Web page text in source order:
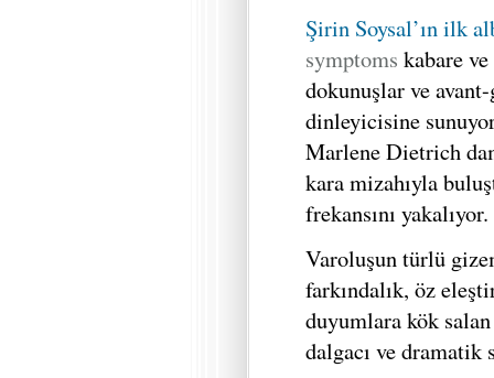
Şirin Soysal’ın ilk
symptoms kabare
dokunuşlar ve
dinleyicisine
Marlene Dietrich
kara mizahıyla
frekansını yakalıyor.
Varoluşun türlü
farkındalık, öz
duyumlara kök
dalgacı ve dramatik